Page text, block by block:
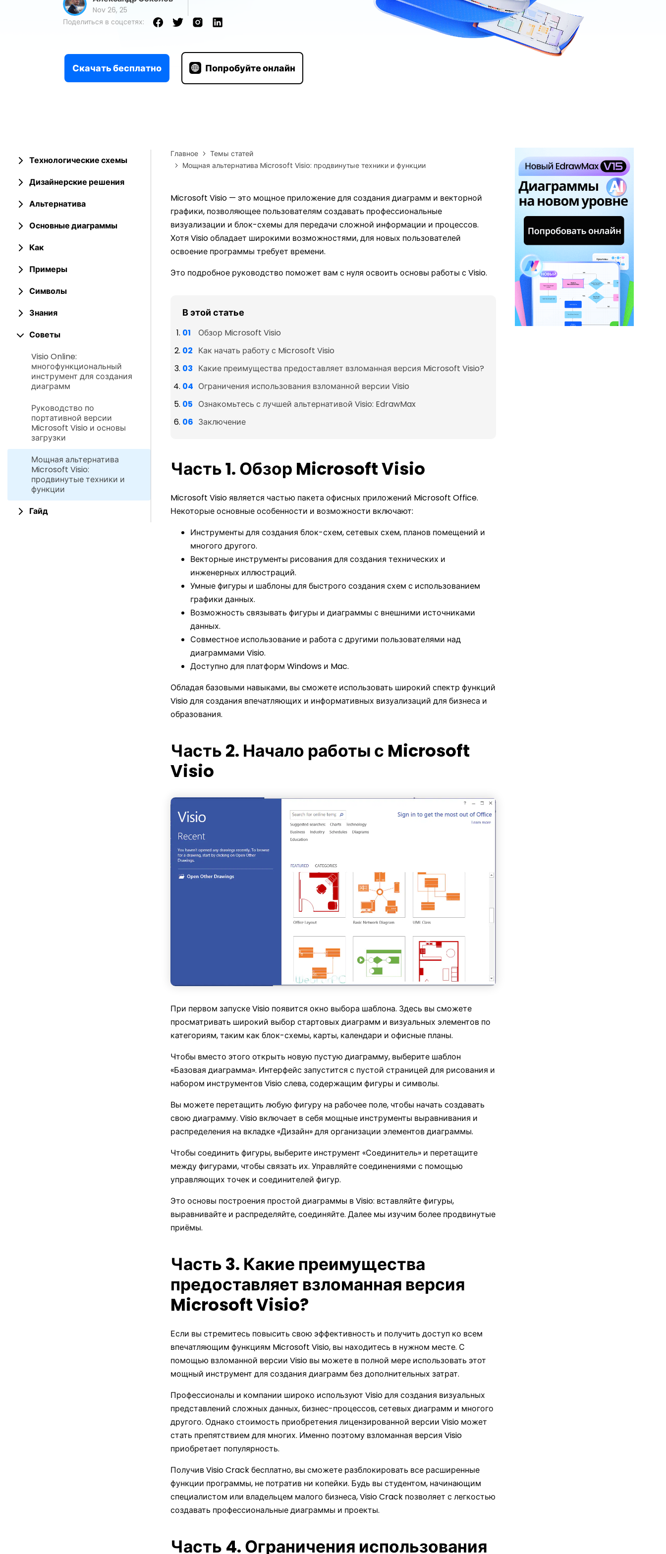
карт для любых нужд, доступные
для быстрого редактирования и
использования
EdrawMax ИИ
Простые и понятные видеоуроки для изучения шаг
Руководство EdrawMax >
Nov 26, 25
Поделиться в соцсетях:
Скачать бесплатно Попробуйте онлайн
Технологические схемы
Дизайнерские решения
Альтернатива
Основные диаграммы
Как
Примеры
Символы
Знания
Советы
Visio Online:
многофункциональный
инструмент для создания
диаграмм
Руководство по
портативной версии
Microsoft Visio и основы
загрузки
Мощная альтернатива
Microsoft Visio:
продвинутые техники и
функции
Гайд
Главное
Темы статей
Мощная альтернатива Microsoft Visio: продвинутые техники и функции
Microsoft Visio — это мощное приложение для создания диаграмм и векторной
графики, позволяющее пользователям создавать профессиональные
визуализации и блок-схемы для передачи сложной информации и процессов.
Хотя Visio обладает широкими возможностями, для новых пользователей
освоение программы требует времени.
Это подробное руководство поможет вам с нуля освоить основы работы с Visio.
В этой статье
Обзор Microsoft Visio
Как начать работу с Microsoft Visio
Какие преимущества предоставляет взломанная версия Microsoft Visio?
Ограничения использования взломанной версии Visio
Ознакомьтесь с лучшей альтернативой Visio: EdrawMax
Заключение
Часть 1. Обзор Microsoft Visio
Microsoft Visio является частью пакета офисных приложений Microsoft Office.
Некоторые основные особенности и возможности включают:
Инструменты для создания блок-схем, сетевых схем, планов помещений и
многого другого.
Векторные инструменты рисования для создания технических и
инженерных иллюстраций.
Умные фигуры и шаблоны для быстрого создания схем с использованием
графики данных.
Возможность связывать фигуры и диаграммы с внешними источниками
данных.
Совместное использование и работа с другими пользователями над
диаграммами Visio.
Доступно для платформ Windows и Mac.
Обладая базовыми навыками, вы сможете использовать широкий спектр функций
Visio для создания впечатляющих и информативных визуализаций для бизнеса и
образования.
Часть 2. Начало работы с Microsoft
Visio
При первом запуске Visio появится окно выбора шаблона. Здесь вы сможете
просматривать широкий выбор стартовых диаграмм и визуальных элементов по
категориям, таким как блок-схемы, карты, календари и офисные планы.
Чтобы вместо этого открыть новую пустую диаграмму, выберите шаблон
«Базовая диаграмма». Интерфейс запустится с пустой страницей для рисования и
набором инструментов Visio слева, содержащим фигуры и символы.
Вы можете перетащить любую фигуру на рабочее поле, чтобы начать создавать
свою диаграмму. Visio включает в себя мощные инструменты выравнивания и
распределения на вкладке «Дизайн» для организации элементов диаграммы.
Чтобы соединить фигуры, выберите инструмент «Соединитель» и перетащите
между фигурами, чтобы связать их. Управляйте соединениями с помощью
управляющих точек и соединителей фигур.
Это основы построения простой диаграммы в Visio: вставляйте фигуры,
выравнивайте и распределяйте, соединяйте. Далее мы изучим более продвинутые
приёмы.
Часть 3. Какие преимущества
предоставляет взломанная версия
Microsoft Visio?
Если вы стремитесь повысить свою эффективность и получить доступ ко всем
впечатляющим функциям Microsoft Visio, вы находитесь в нужном месте. С
помощью взломанной версии Visio вы можете в полной мере использовать этот
мощный инструмент для создания диаграмм без дополнительных затрат.
Профессионалы и компании широко используют Visio для создания визуальных
представлений сложных данных, бизнес-процессов, сетевых диаграмм и многого
другого. Однако стоимость приобретения лицензированной версии Visio может
стать препятствием для многих. Именно поэтому взломанная версия Visio
приобретает популярность.
Получив Visio Crack бесплатно, вы сможете разблокировать все расширенные
функции программы, не потратив ни копейки. Будь вы студентом, начинающим
специалистом или владельцем малого бизнеса, Visio Crack позволяет с легкостью
создавать профессиональные диаграммы и проекты.
Часть 4. Ограничения использования
Wondershare
Универсальная платформа с 210+ диаграмм.
・ Альтернатива Visio, простая в использовании
・ 20,000+ бесплатных шаблонов & 26,000+ символов
・ 40+ генераторов диаграмм и ИИ инструментов
・ Интеграция с надстройкой Nano Banana Pro для Word 🍌
(ИИ & веб-версии)
Скачать Бесплатно